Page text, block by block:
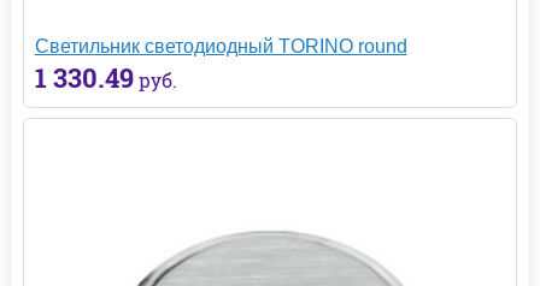
Светильник светодиодный TORINO round
1 330.49 руб.